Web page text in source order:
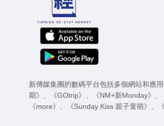
新傳媒集團的數碼平台包括多個網站和應
期》 、 《GOtrip》 、 《NM+新Monday》 、
《more》 、 《Sunday Kiss 親子童萌》 、